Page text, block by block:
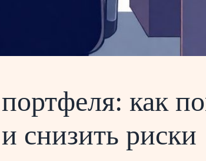
как
снизить риски